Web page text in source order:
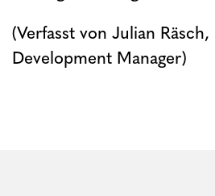
(Verfasst von Julian Räsch,
Development Manager)